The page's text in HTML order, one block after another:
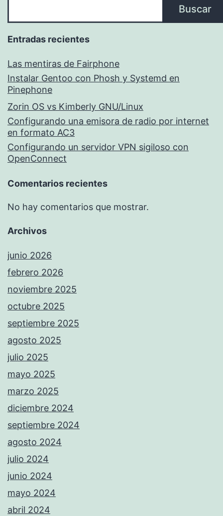
Buscar
Entradas recientes
Las mentiras de Fairphone
Instalar Gentoo con Phosh y Systemd en
Pinephone
Zorin OS vs Kimberly GNU/Linux
Configurando una emisora de radio por internet
en formato AC3
Configurando un servidor VPN sigiloso con
OpenConnect
Comentarios recientes
No hay comentarios que mostrar.
Archivos
junio 2026
febrero 2026
noviembre 2025
octubre 2025
septiembre 2025
agosto 2025
julio 2025
mayo 2025
marzo 2025
diciembre 2024
septiembre 2024
agosto 2024
julio 2024
junio 2024
mayo 2024
abril 2024